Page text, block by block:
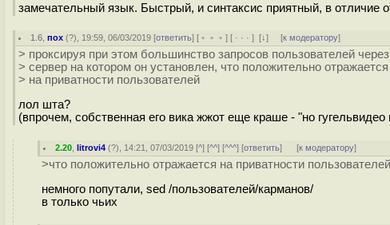
замечательный язык. Быстрый, и синтаксис приятный, в отличие
1.6 ,пох (?), 19:59, 06/03/2019 [ответить] [ ﹢﹢﹢] [ · · ·][↓] [к модератору]
> проксируя при этом большинство запросов пользователей через
> сервер на котором он установлен, что положительно отражается
> на приватности пользователей
лол шта?
(впрочем, собственная его вика жжот еще краше - "но
2.20 ,litrovi4 (?), 14:21, 07/03/2019 [^] [^^] [^^^] [ответить] [к модератору]
>что положительно отражается на приватности пользователей
немного попутали, sed /пользователей/карманов/
в тoлькo чьих